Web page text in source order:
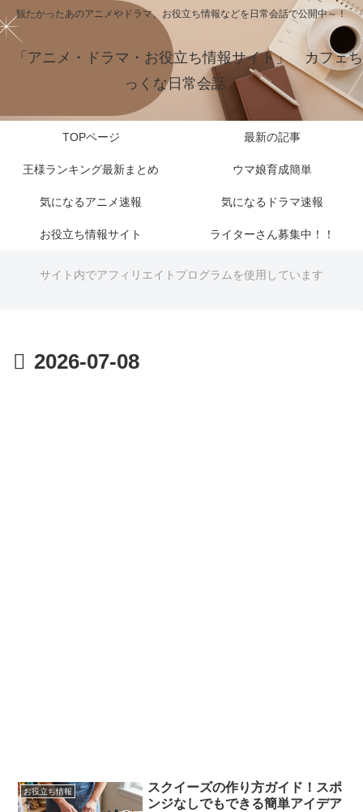
観たかったあのアニメやドラマ、お役立ち情報などを日常会話で公開中～！
「アニメ・ドラマ・お役立ち情報サイト」 カフェち
っくな日常会話
TOPページ 最新の記事
王様ランキング最新まとめ ウマ娘育成簡単
気になるアニメ速報 気になるドラマ速報
お役立ち情報サイト ライターさん募集中！！
サイト内でアフィリエイトプログラムを使用しています
2026-07-08
お役立ち情報
スクイーズの作り方ガイド！スポ
ンジなしでもできる簡単アイデア